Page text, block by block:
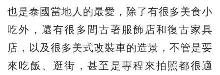
也是泰國當地人的最愛，除了有很多美食小
吃外，還有很多間古著服飾店和復古家具
店，以及很多美式改裝車的造景，不管是要
來吃飯、逛街，甚至是專程來拍照都很適